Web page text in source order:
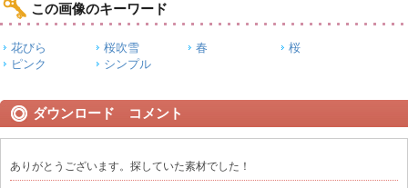
この画像のキーワード
花びら 桜吹雪 春
桜
ピンク
シンプル
ダウンロード コメント
ありがとうございます。探していた素材でした！